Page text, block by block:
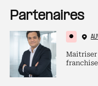
Partenaires
Maitriser